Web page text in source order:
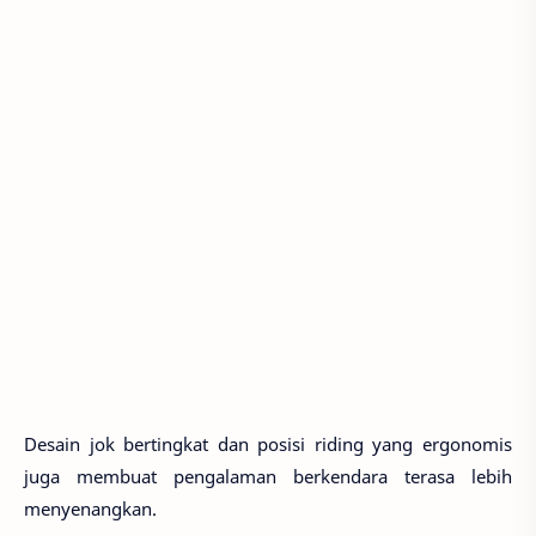
Desain jok bertingkat dan posisi riding yang ergonomis
juga membuat pengalaman berkendara terasa lebih
menyenangkan.